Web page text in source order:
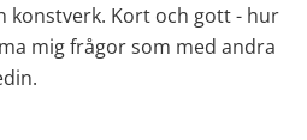
konstverk. Kort och gott - hur
mig frågor som med andra